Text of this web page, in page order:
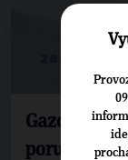
Gazdík:
porušila